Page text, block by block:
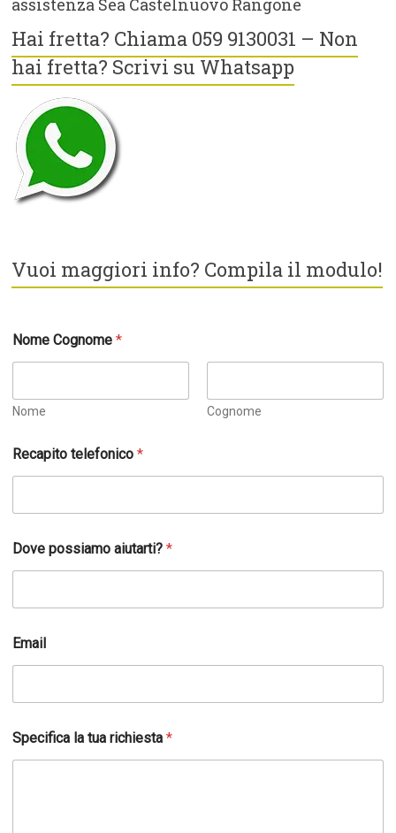
assistenza Sea Castelnuovo Rangone
Hai fretta? Chiama 059 9130031 – Non
hai fretta? Scrivi su Whatsapp
Vuoi maggiori info? Compila il modulo!
Nome Cognome*
Nome Cognome
o
g
o
e
A
c
e
t
e
*
Recapito telefonico*
Dove possiamo aiutarti?*
Email
Specifica la tua richiesta*